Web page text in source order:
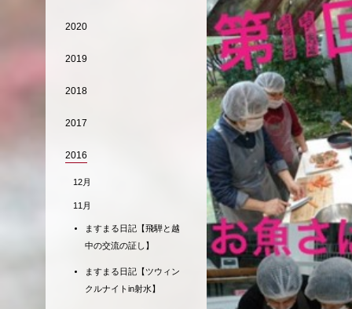
2020
2019
2018
2017
2016
12月
11月
ますまる日記【飛騨と越
中の交流の証し】
ますまる日記【ツウィン
クルナイトin射水】